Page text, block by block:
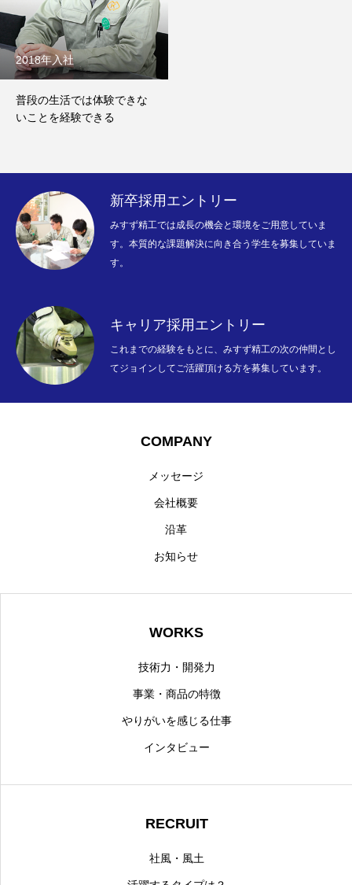
2018年入社
普段の生活では体験できな
いことを経験できる
新卒採用エントリー
みすず精工では成長の機会と環境をご用意していま
す。本質的な課題解決に向き合う学生を募集していま
す。
キャリア採用エントリー
これまでの経験をもとに、みすず精工の次の仲間とし
てジョインしてご活躍頂ける方を募集しています。
COMPANY
メッセージ
会社概要
沿革
お知らせ
WORKS
技術力・開発力
事業・商品の特徴
やりがいを感じる仕事
インタビュー
RECRUIT
社風・風土